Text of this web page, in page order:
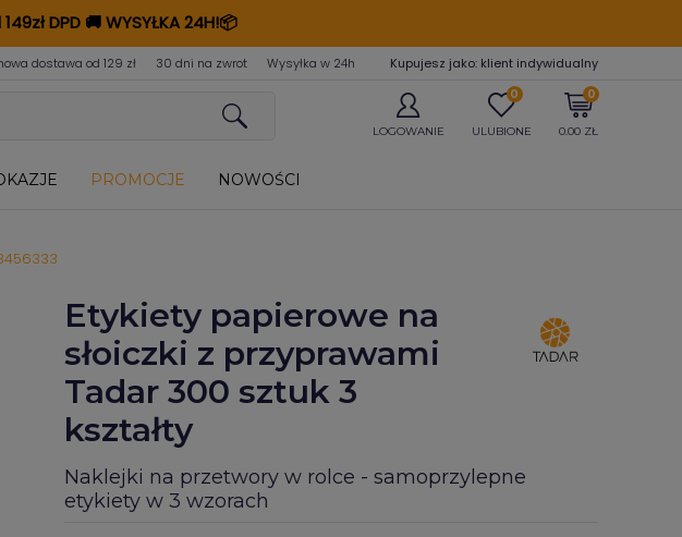
DPD🚚WYSYŁKA 24H!📦
dostawa od 129 zł 30 dni na zwrot Wysyłka w 24h Kupujesz jako: klient indywidualny
LOGOWANIE
0
ULUBIONE
0
0.00 ZŁ
PROMOCJE NOWOŚCI
Etykiety papierowe na
słoiczki z przyprawami
Tadar 300 sztuk 3
kształty
Naklejki na przetwory w rolce - samoprzylepne
etykiety w 3 wzorach